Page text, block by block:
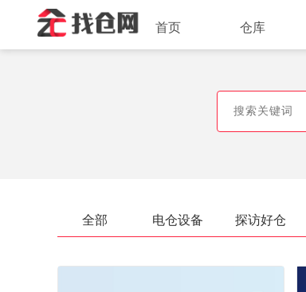
首页 仓库
全部 电仓设备 探访好仓